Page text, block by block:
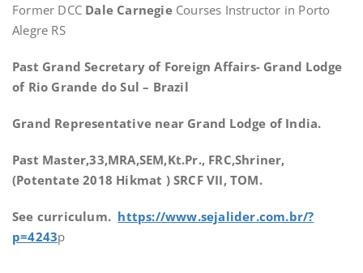
Former DCC Dale CarnegieCourses Instructor in Porto
Alegre RS
Past Grand Secretary of Foreign Affairs- Grand Lodge
of Rio Grande do Sul – Brazil
Grand Representative near Grand Lodge of India.
Past Master,33,MRA,SEM,Kt.Pr., FRC,Shriner,
(Potentate 2018 Hikmat ) SRCF VII, TOM.
See curriculum. https://www.sejalider.com.br/?
p=4243p